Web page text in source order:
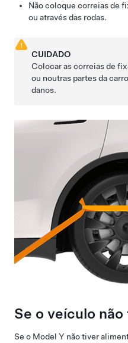
Não coloque correias de
ou através das rodas.
CUIDADO
Colocar as correias de
ou noutras partes da
danos.
Se o veículo
Se o Model Y não tiver